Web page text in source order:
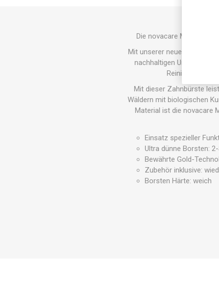
Die novacare
Mit unserer neuen
nachhaltigen
Mit dieser Zahnbürste
Wäldern mit biologischen
Material ist die novacare
Einsatz spezieller
Ultra dünne Borsten:
Bewährte Gold-
Zubehör inklusive:
Borsten Härte: weich